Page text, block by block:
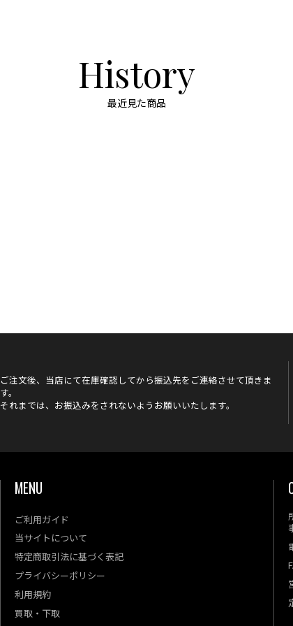
History
最近見た商品
ご注文後、当店にて在庫確認してから振込先をご連絡させて頂きま
す。
それまでは、お振込みをされないようお願いいたします。
MENU
ご利用ガイド
当サイトについて
特定商取引法に基づく表記
プライバシーポリシー
利用規約
買取・下取